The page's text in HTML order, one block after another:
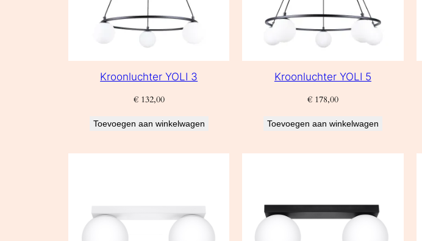
Kroonluchter YOLI 3
€132,00
Toevoegen aan winkelwagen
Kroonluchter YOLI 5
€178,00
Toevoegen aan winkelwagen